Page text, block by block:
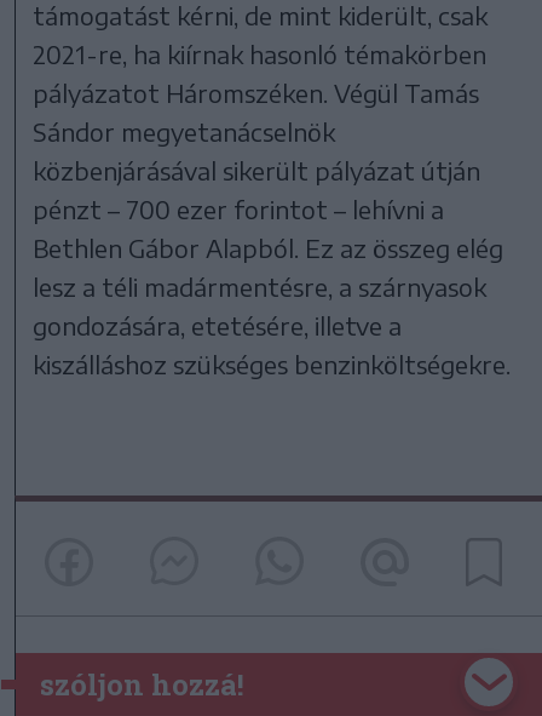
támogatást kérni, de mint kiderült, csak
2021-re, ha kiírnak hasonló témakörben
pályázatot Háromszéken. Végül Tamás
Sándor megyetanácselnök
közbenjárásával sikerült pályázat útján
pénzt – 700 ezer forintot – lehívni a
Bethlen Gábor Alapból. Ez az összeg elég
lesz a téli madármentésre, a szárnyasok
gondozására, etetésére, illetve a
kiszálláshoz szükséges benzinköltségekre.
szóljon hozzá!